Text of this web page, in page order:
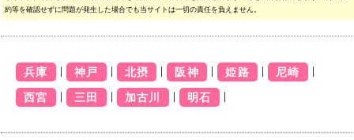
約等を確認せずに問題が発生した場合でも当サイトは一切の責任を負えません。
兵庫 ｜ 神戸 ｜ 北摂 ｜ 阪神 ｜ 姫路 ｜ 尼崎 ｜
西宮 ｜ 三田 ｜ 加古川 ｜ 明石 ｜